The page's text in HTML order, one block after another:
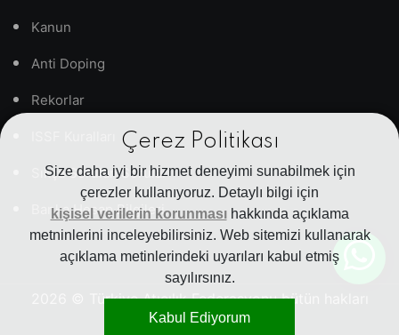
Çerez Politikası
Size daha iyi bir hizmet deneyimi sunabilmek için
çerezler kullanıyoruz. Detaylı bilgi için
kişisel verilerin korunmasıhakkında açıklama
metninlerini inceleyebilirsiniz. Web sitemizi kullanarak
açıklama metinlerindeki uyarıları kabul etmiş
sayılırsınız.
Kabul Ediyorum
Kanun
Anti Doping
Rekorlar
Sıkça Sorulan Sorular
Banka Hesap Bilgileri
© Türkiye Atıcılık Federasyonu bütün hakları
saklıdır.